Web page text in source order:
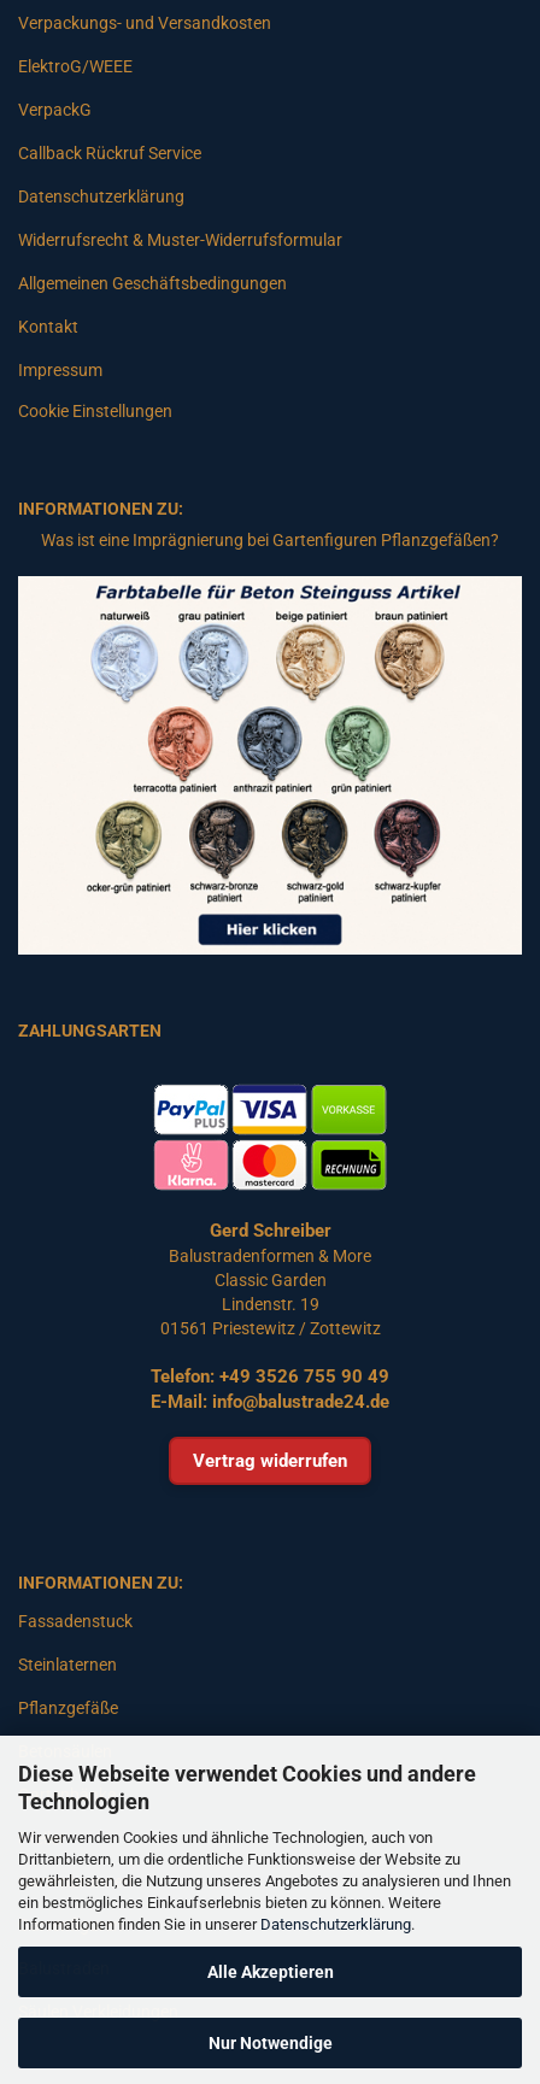
Diese Webseite verwendet Cookies und andere
Technologien
Wir verwenden Cookies und ähnliche Technologien, auch von
Drittanbietern, um die ordentliche Funktionsweise der Website zu
gewährleisten, die Nutzung unseres Angebotes zu analysieren und Ihnen
ein bestmögliches Einkaufserlebnis bieten zu können. Weitere
Informationen finden Sie in unserer Datenschutzerklärung.
Alle Akzeptieren
Nur Notwendige
Verpackungs- und Versandkosten
ElektroG/WEEE
VerpackG
Callback Rückruf Service
Datenschutzerklärung
Widerrufsrecht & Muster-Widerrufsformular
Allgemeinen Geschäftsbedingungen
Kontakt
Impressum
Cookie Einstellungen
INFORMATIONEN ZU:
Was ist eine Imprägnierung bei Gartenfiguren Pflanzgefäßen?
ZAHLUNGSARTEN
Gerd Schreiber
Balustradenformen & More
Classic Garden
Lindenstr. 19
01561 Priestewitz / Zottewitz
Telefon: +49 3526 755 90 49
E-Mail: info@balustrade24.de
Vertrag widerrufen
INFORMATIONEN ZU:
Fassadenstuck
Steinlaternen
Pflanzgefäße
Gartenbänke
Pfeiler
Gartenbrunnen
Gartenfiguren